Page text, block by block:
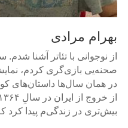
بهرام مرادی
از نوجوانی با تئاتر آشنا
صحنه‌یی بازی‌گری کردم،
در همان سال‌ها داستان‌های
بیش‌تری در زندگی‌م پیدا